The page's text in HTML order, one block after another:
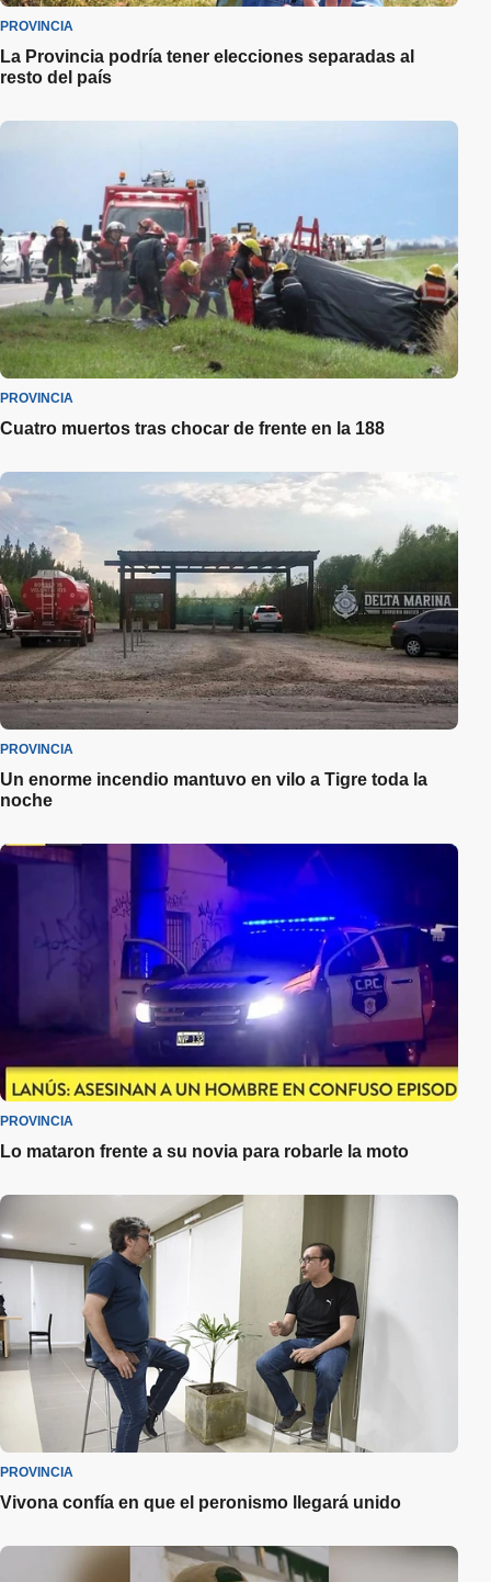
PROVINCIA
La Provincia podría tener elecciones separadas al
resto del país
PROVINCIA
Cuatro muertos tras chocar de frente en la 188
PROVINCIA
Un enorme incendio mantuvo en vilo a Tigre toda la
noche
PROVINCIA
Lo mataron frente a su novia para robarle la moto
PROVINCIA
Vivona confía en que el peronismo llegará unido